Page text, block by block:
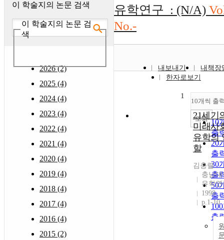
이 학술지의 논문 검색
이 학술지의 논문 검
색
2026 (2)
2025 (4)
2024 (4)
2023 (4)
2022 (4)
2021 (4)
2020 (4)
2019 (4)
2018 (4)
2017 (4)
2016 (4)
2015 (2)
유학연구 : (N/A)
No.-
내보내기
내책장
한자로보기
10개씩 출
10
출
20
출
30
출
50
출
출
조회
1
21세기
미래사
유학의
할
김충렬
충남
유학
1998
p.1-10